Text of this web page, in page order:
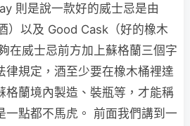
則是說一款好的威士忌是由
）以及 Good Cask（好的橡木
在威士忌前方加上蘇格蘭三個字
律規定，酒至少要在橡木桶裡達
格蘭境內製造、裝瓶等，才能稱
一點都不馬虎。 前面我們講到一